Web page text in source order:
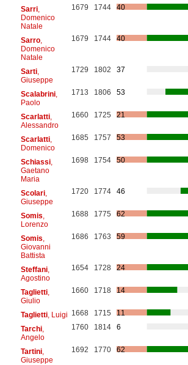
Sarri,
Domenico
Natale
1679 1744 40
Sarro,
Domenico
Natale
1679 1744 40
Sarti,
Giuseppe
1729 1802 37
Scalabrini,
Paolo
1713 1806 53
Scarlatti,
Alessandro
1660 1725 21
Scarlatti,
Domenico
1685 1757 53
Schiassi,
Gaetano
Maria
1698 1754 50
Scolari,
Giuseppe
1720 1774 46
Somis
Lorenzo
1688 1775 62
Somis
Giovanni
Battista
1686 1763 59
Steffani,
Agostino
1654 1728 24
Taglietti,
Giulio
1660 1718 14
Taglietti, Luigi 1668 1715
11
Tarchi,
Angelo
1760 1814 6
Tartini,
Giuseppe
1692 1770 62